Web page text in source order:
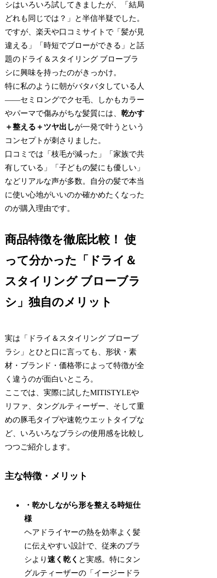
シはいろいろ試してきましたが、「結局
どれも同じでは？」と半信半疑でした。
ですが、楽天や口コミサイトで「髪が見
違える」「時短でブローができる」と話
題のドライ＆スタイリング ブローブラ
シに興味を持ったのがきっかけ。
特に私のように朝がバタバタしている人
――セミロングでクセ毛、しかもカラー
やパーマで傷みがちな髪質には、乾かす
＋整える＋ツヤ出しが一発で叶うという
コンセプトが刺さりました。
口コミでは「枝毛が減った」「家族で共
有している」「子どもの髪にも優しい」
などリアルな声が多数。自分の髪で本当
に使い心地がいいのか確かめたくなった
のが購入理由です。
商品特徴を徹底比較！ 使
って分かった「ドライ＆
スタイリング ブローブラ
シ」独自のメリット
実は「ドライ＆スタイリング ブローブ
ラシ」とひと口に言っても、形状・素
材・ブランド・価格帯によって特徴が全
く違うのが面白いところ。
ここでは、実際に試したMITISTYLEや
リファ、タングルティーザー、そして重
めの豚毛タイプや速乾ウエットタイプな
ど、いろいろなブラシの使用感を比較し
つつご紹介します。
主な特徴・メリット
・乾かしながら形を整える時短仕
様
ヘアドライヤーの熱を効率よく髪
に伝えやすい設計で、従来のブラ
シより速く乾く と実感。特にタン
グルティーザーの「イージードラ